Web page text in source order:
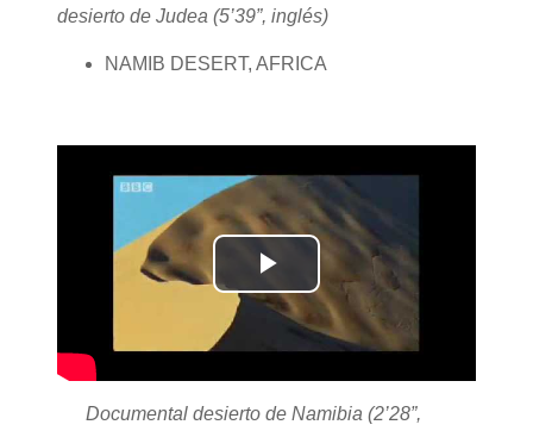
desierto de Judea (5’39”, inglés)
NAMIB DESERT, AFRICA
Reproducir
Vídeo
Documental desierto de Namibia (2’28”,